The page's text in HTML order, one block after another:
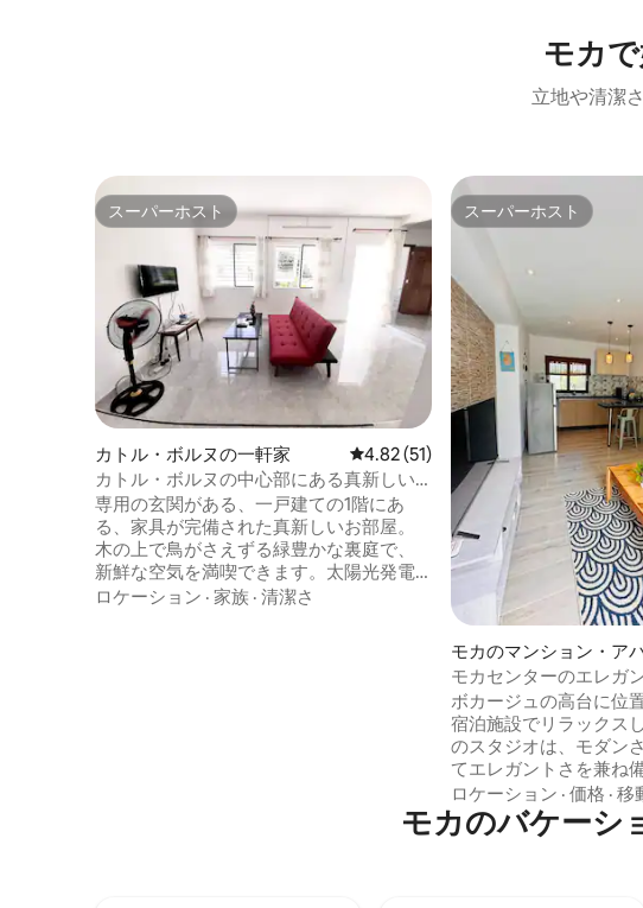
モカ
立地や清潔
スーパーホスト
スーパーホスト
カトル・ボルヌの一軒家 レビュー51件、5つ星中4.82つ星の
4.82 (51)
カトル・ボルヌの中心部にある真新しい
家
専用の玄関がある、一戸建ての1階にあ
る、家具が完備された真新しいお部屋。
木の上で鳥がさえずる緑豊かな裏庭で、
新鮮な空気を満喫できます。太陽光発電
式給湯器とガス式給湯器の両方、寝室に2
ロケーション · 家族 · 清潔さ
スーパーホスト
スーパーホスト
モカのマンション・ア
モカセンターのエレガ
ボカージュの高台に位
宿泊施設でリラックス
のスタジオは、モダン
てエレガントさを兼ね
かで落ち着きたいカッ
行者に最適な、明るく
です。 アメニティ： •
ロケーション · 価格 · 移
モカのバケーシ